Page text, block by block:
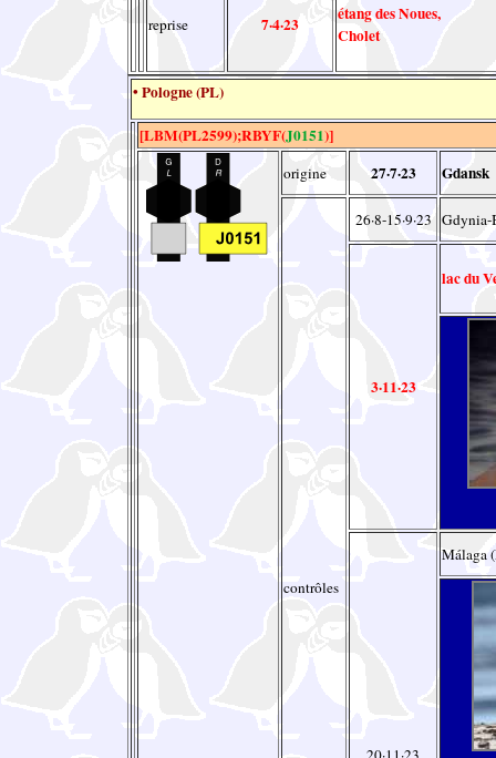
reprise 7·4·23
étang des Noues,
Cholet
• Pologne (PL)
[LBM(PL2599);RBYF(J0151)]
origine 27·7·23 Gdansk
contrôles
26·8-15·9·23 Gdynia-
3·11·23
lac du
Málaga